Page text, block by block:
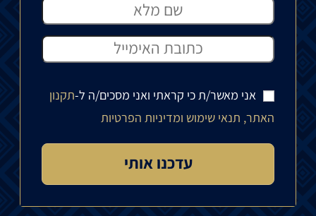
אני מאשר/ת כי קראתי ואני מסכים/ה ל-תקנון
האתר, תנאי שימוש ומדיניות הפרטיות